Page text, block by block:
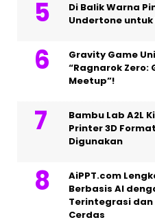
Di Balik Warna
Undertone
Gravity Game
“Ragnarok Zero:
Meetup”!
Bambu Lab A2L
Printer 3D
Digunakan
AiPPT.com
Berbasis AI
Terintegrasi dan
Cerdas